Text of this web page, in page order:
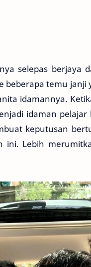
selepas berjaya
beberapa temu
idamannya.
idaman
keputusan
ini. Lebih